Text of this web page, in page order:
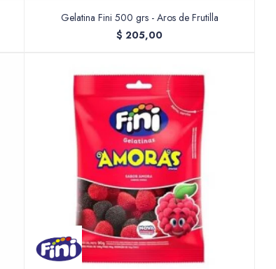
Gelatina Fini 500 grs - Aros de Frutilla
$ 205,00